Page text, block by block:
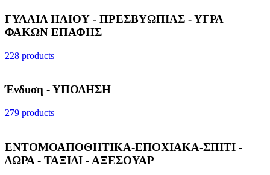
ΓΥΑΛΙΑ ΗΛΙΟΥ - ΠΡΕΣΒΥΩΠΙΑΣ - ΥΓΡΑ
ΦΑΚΩΝ ΕΠΑΦΗΣ
228 products
Ένδυση - ΥΠΟΔΗΣΗ
279 products
ΕΝΤΟΜΟΑΠΟΘΗΤΙΚΑ-ΕΠΟΧΙΑΚΑ-ΣΠΙΤΙ -
ΔΩΡΑ - ΤΑΞΙΔΙ - ΑΞΕΣΟΥΑΡ